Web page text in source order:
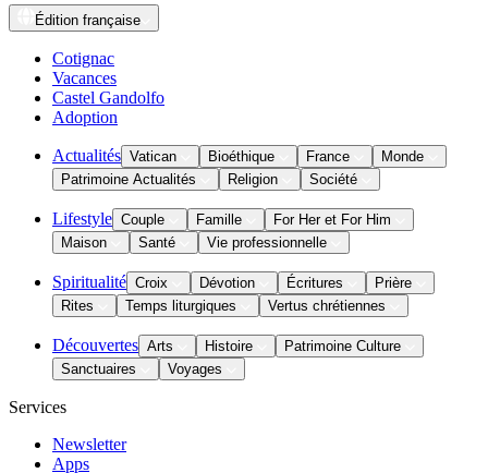
Édition française
Cotignac
Vacances
Castel Gandolfo
Adoption
Actualités Vatican Bioéthique France
Monde
Patrimoine Actualités
Religion Société
Lifestyle Couple Famille
For Her et For Him
Maison
Santé Vie professionnelle
Spiritualité Croix Dévotion Écritures
Prière
Rites
Temps liturgiques Vertus chrétiennes
Découvertes Arts Histoire
Patrimoine Culture
Sanctuaires
Voyages
Services
Newsletter
Apps